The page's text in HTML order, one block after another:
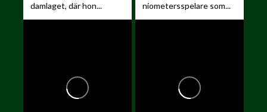
damlaget, där hon...
niometersspelare som...